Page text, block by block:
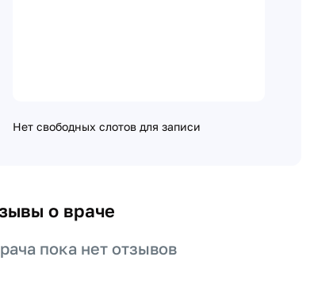
Нет свободных слотов для записи
о враче
пока нет отзывов